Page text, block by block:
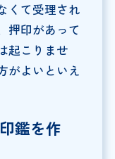
くて受理され
押印があって
起こりませ
がよいといえ
鑑を作